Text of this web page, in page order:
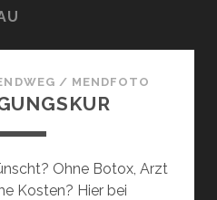
/ MENDFOTO
Ohne Botox, Arzt
Kosten? Hier bei